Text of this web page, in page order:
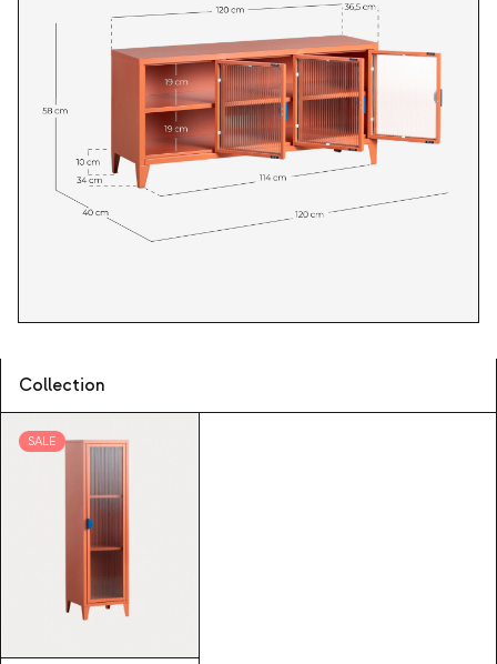
Collection
SALE